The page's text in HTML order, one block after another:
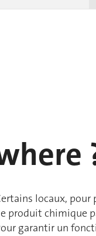
locaux,
produit chimique
garantir un